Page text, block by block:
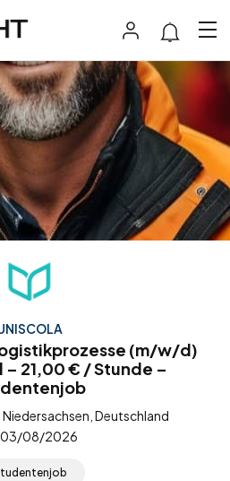
(m/w/d)
21,00 € / Stunde –
Deutschland
03/08/2026